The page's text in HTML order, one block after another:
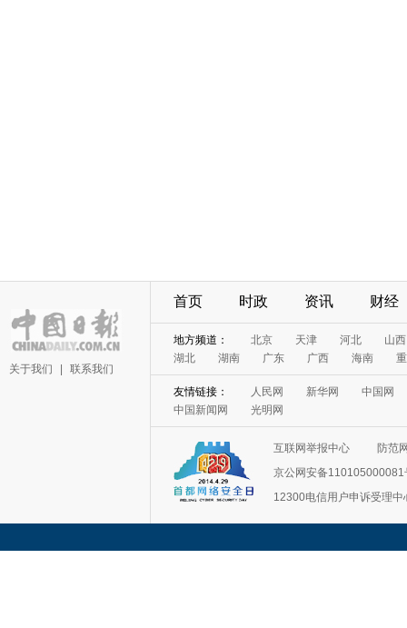
关于我们 联系我们
首页 时政 资讯 财经
地方频道： 北京 天津 河北
山西
湖北
湖南 广东 广西 海南
友情链接： 人民网 新华网
中国网
中国新闻网
光明网
互联网举报中心
防范
京公网安备110105000081
12300电信用户申诉受理中